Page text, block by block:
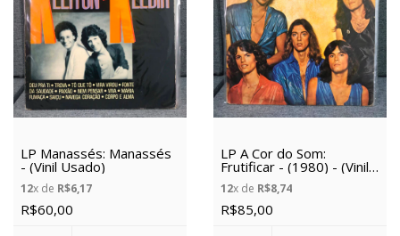
LP Manassés: Manassés
- (Vinil Usado)
12x de R$6,17
R$60,00
LP A Cor do Som:
Frutificar - (1980) - (Vinil
Usado)
12x de R$8,74
R$85,00